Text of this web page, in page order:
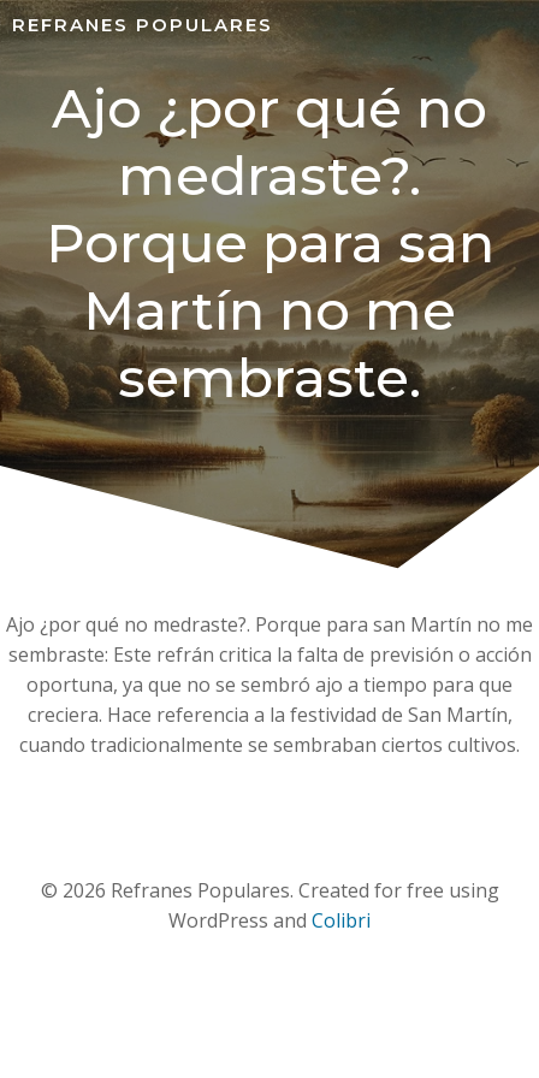
REFRANES POPULARES
Ajo ¿por qué no
medraste?.
Porque para san
Martín no me
sembraste.
Ajo ¿por qué no medraste?. Porque para san Martín no me
sembraste: Este refrán critica la falta de previsión o acción
oportuna, ya que no se sembró ajo a tiempo para que
creciera. Hace referencia a la festividad de San Martín,
cuando tradicionalmente se sembraban ciertos cultivos.
© 2026 Refranes Populares. Created for free using
WordPress and Colibri